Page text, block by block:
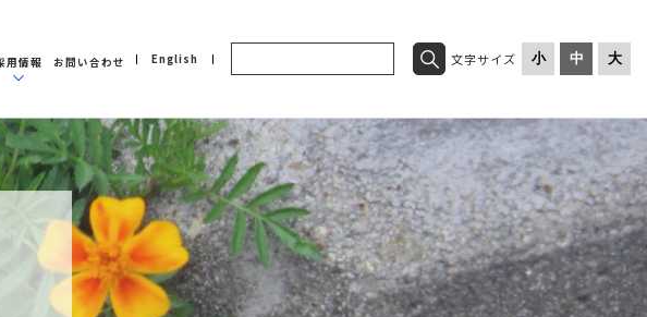
用情報 お問い合わせ English 文字サイズ 小 中 大